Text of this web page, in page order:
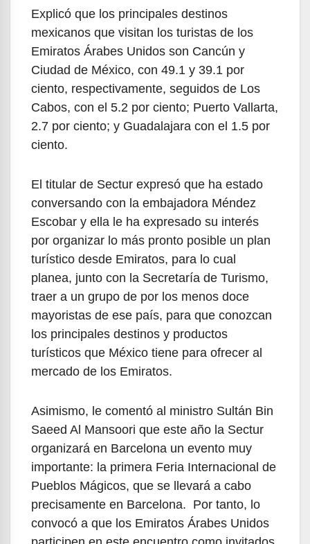
Explicó que los principales destinos
mexicanos que visitan los turistas de los
Emiratos Árabes Unidos son Cancún y
Ciudad de México, con 49.1 y 39.1 por
ciento, respectivamente, seguidos de Los
Cabos, con el 5.2 por ciento; Puerto Vallarta,
2.7 por ciento; y Guadalajara con el 1.5 por
ciento.
El titular de Sectur expresó que ha estado
conversando con la embajadora Méndez
Escobar y ella le ha expresado su interés
por organizar lo más pronto posible un plan
turístico desde Emiratos, para lo cual
planea, junto con la Secretaría de Turismo,
traer a un grupo de por los menos doce
mayoristas de ese país, para que conozcan
los principales destinos y productos
turísticos que México tiene para ofrecer al
mercado de los Emiratos.
Asimismo, le comentó al ministro Sultán Bin
Saeed Al Mansoori que este año la Sectur
organizará en Barcelona un evento muy
importante: la primera Feria Internacional de
Pueblos Mágicos, que se llevará a cabo
precisamente en Barcelona. Por tanto, lo
convocó a que los Emiratos Árabes Unidos